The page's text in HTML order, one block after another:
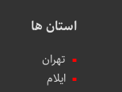
استان ها
تهران
ایلام